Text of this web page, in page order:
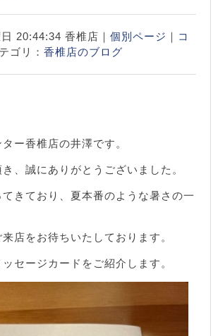
20:44:34 香椎店｜ 個別ページ ｜ コ
ゴリ： 香椎店のブログ
ー香椎店の井澤です。
、誠にありがとうございました。
きており、夏本番のような暑さの一
店をお待ちいたしております。
セージカードをご紹介します。